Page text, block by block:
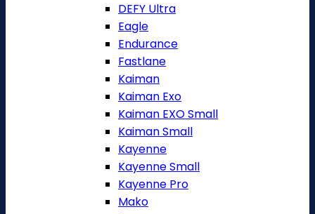
DEFY Ultra
Eagle
Endurance
Fastlane
Kaiman
Kaiman Exo
Kaiman EXO Small
Kaiman Small
Kayenne
Kayenne Small
Kayenne Pro
Mako